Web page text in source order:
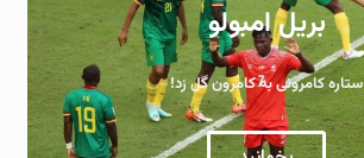
بریل امبولو
ستاره کامرونی به کامرون گل زد!